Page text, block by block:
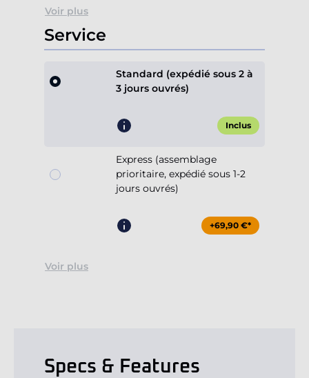
Voir plus
Service
Standard (expédié sous 2 à
3 jours ouvrés)
Inclus
Express (assemblage
prioritaire, expédié sous 1-2
jours ouvrés)
+69,90 €*
Voir plus
Specs & Features